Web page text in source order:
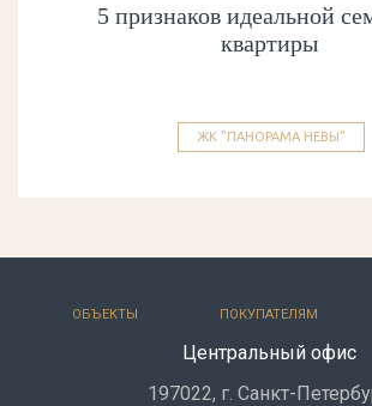
5 признаков идеальной
квартиры
ЖК "ПАНОРАМА НЕВЫ"
ОБЪЕКТЫ ПОКУПАТЕЛЯМ
Центральный офис
197022, г. Санкт-